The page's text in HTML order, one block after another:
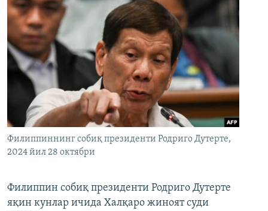
Филиппиннинг собиқ президенти Родриго Дутерте,
2024 йил 28 октябри
Филиппин собиқ президенти Родриго Дутерте
яқин кунлар ичида Халқаро жиноят суди